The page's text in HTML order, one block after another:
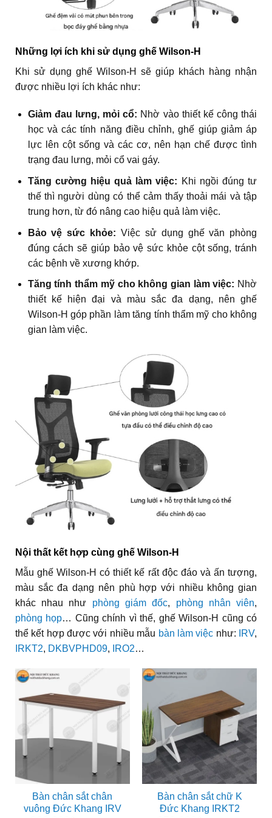
Những lợi ích khi sử dụng ghế Wilson-H
Khi sử dụng ghế Wilson-H sẽ giúp khách hàng nhận
được nhiều lợi ích khác như:
Giảm đau lưng, mỏi cổ: Nhờ vào thiết kế công thái
học và các tính năng điều chỉnh, ghế giúp giảm áp
lực lên cột sống và các cơ, nên hạn chế được tình
trạng đau lưng, mỏi cổ vai gáy.
Tăng cường hiệu quả làm việc: Khi ngồi đúng tư
thế thì người dùng có thể cảm thấy thoải mái và tập
trung hơn, từ đó nâng cao hiệu quả làm việc.
Bảo vệ sức khỏe: Việc sử dụng ghế văn phòng
đúng cách sẽ giúp bảo vệ sức khỏe cột sống, tránh
các bệnh về xương khớp.
Tăng tính thẩm mỹ cho không gian làm việc: Nhờ
thiết kế hiện đại và màu sắc đa dạng, nên ghế
Wilson-H góp phần làm tăng tính thẩm mỹ cho không
gian làm việc.
Nội thất kết hợp cùng ghế Wilson-H
Mẫu ghế Wilson-H có thiết kế rất độc đáo và ấn tượng,
màu sắc đa dạng nên phù hợp với nhiều không gian
khác nhau như phòng giám đốc, phòng nhân viên,
phòng họp… Cũng chính vì thế, ghế Wilson-H cũng có
thể kết hợp được với nhiều mẫu bàn làm việc như: IRV,
IRKT2, DKBVPHD09, IRO2…
Bàn chân sắt chân
vuông Đức Khang IRV
Bàn chân sắt chữ K
Đức Khang IRKT2